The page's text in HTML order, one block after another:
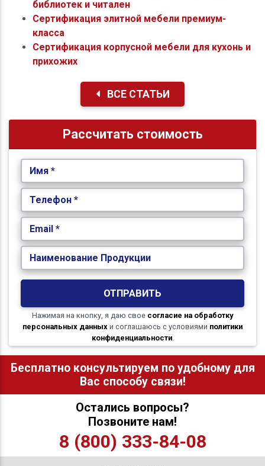
библиотек и читален
Сертификация элитной мебели премиум-
класса
Сертификация корпусной мебели для кухонь и
прихожих
ВСЕ СТАТЬИ
Рассчитать стоимость
Имя *
Телефон *
Email *
Наименование Продукции
ОТПРАВИТЬ
Нажимая на кнопку, я даю свое согласие на обработку
персональных данных и соглашаюсь с условиями политики
конфиденциальности.
Бесплатно консультируем по удобному для
Вас способу связи!
Остались вопросы?
Позвоните нам!
8 (800) 333-84-08